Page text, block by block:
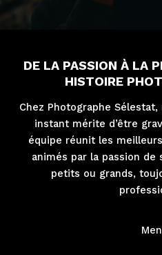
DE LA PASSION À LA
HISTOIRE
Chez Photographe
instant mérite d’être
équipe réunit les
animés par la passion de
petits ou grands,